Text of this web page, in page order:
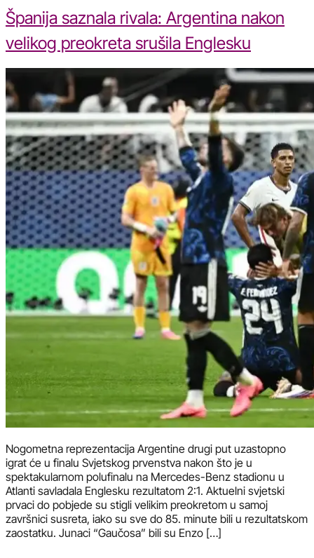
Španija saznala rivala: Argentina nakon
velikog preokreta srušila Englesku
Nogometna reprezentacija Argentine drugi put uzastopno
igrat će u finalu Svjetskog prvenstva nakon što je u
spektakularnom polufinalu na Mercedes-Benz stadionu u
Atlanti savladala Englesku rezultatom 2:1. Aktuelni svjetski
prvaci do pobjede su stigli velikim preokretom u samoj
završnici susreta, iako su sve do 85. minute bili u rezultatskom
zaostatku. Junaci “Gaučosa” bili su Enzo […]